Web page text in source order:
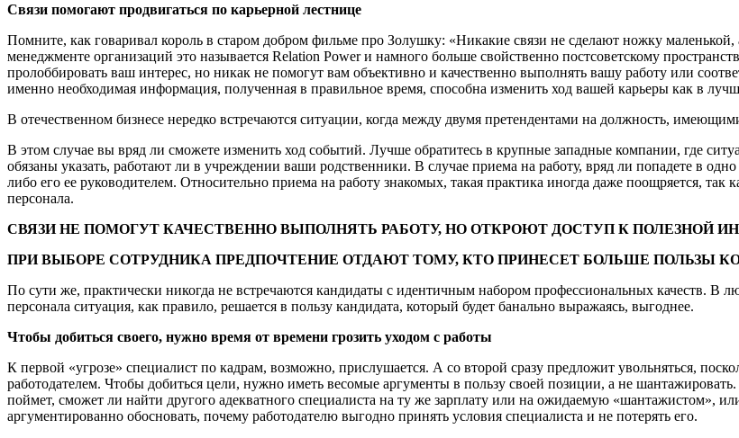
Связи помогают продвигаться по карьерной лестнице
Помните, как говаривал король в старом добром фильме про Золушку: «Никакие связи не сделают ножку
менеджменте организаций это называется Relation Power и намного больше свойственно постсоветскому
пролоббировать ваш интерес, но никак не помогут вам объективно и качественно выполнять вашу работу или
именно необходимая информация, полученная в правильное время, способна изменить ход вашей карьеры как в
В отечественном бизнесе нередко встречаются ситуации, когда между двумя претендентами на должность,
В этом случае вы вряд ли сможете изменить ход событий. Лучше обратитесь в крупные западные компании, где
обязаны указать, работают ли в учреждении ваши родственники. В случае приема на работу, вряд ли попадете в
либо его ее руководителем. Относительно приема на работу знакомых, такая практика иногда даже поощряется,
персонала.
СВЯЗИ НЕ ПОМОГУТ КАЧЕСТВЕННО ВЫПОЛНЯТЬ РАБОТУ, НО ОТКРОЮТ ДОСТУП К ПОЛЕЗНОЙ
ПРИ ВЫБОРЕ СОТРУДНИКА ПРЕДПОЧТЕНИЕ ОТДАЮТ ТОМУ, КТО ПРИНЕСЕТ БОЛЬШЕ ПОЛЬЗЫ
По сути же, практически никогда не встречаются кандидаты с идентичным набором профессиональных качеств. В
персонала ситуация, как правило, решается в пользу кандидата, который будет банально выражаясь, выгоднее.
Чтобы добиться своего, нужно время от времени грозить уходом с работы
К первой «угрозе» специалист по кадрам, возможно, прислушается. А со второй сразу предложит увольняться,
работодателем. Чтобы добиться цели, нужно иметь весомые аргументы в пользу своей позиции, а не
поймет, сможет ли найти другого адекватного специалиста на ту же зарплату или на ожидаемую «шантажистом»,
аргументированно обосновать, почему работодателю выгодно принять условия специалиста и не потерять его.